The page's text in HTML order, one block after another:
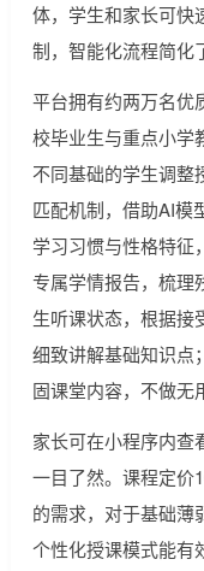
体，学生和家长可快
制，智能化流程简化
平台拥有约两万名优
校毕业生与重点小学
不同基础的学生调整
匹配机制，借助AI模
学习习惯与性格特征
专属学情报告，梳理
生听课状态，根据接
细致讲解基础知识点
固课堂内容，不做无
家长可在小程序内查
一目了然。课程定价
的需求，对于基础薄
个性化授课模式能有